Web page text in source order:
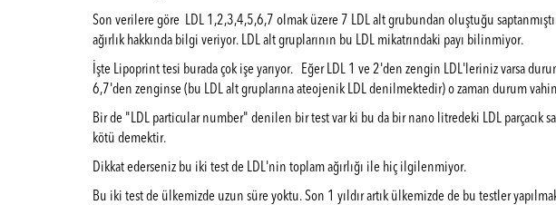
Son verilere göre LDL 1,2,3,4,5,6,7 olmak üzere 7 LDL alt grubundan oluştuğu
ağırlık hakkında bilgi veriyor. LDL alt gruplarının bu LDL mikatrındaki payı bilinmiyor.
İşte Lipoprint tesi burada çok işe yarıyor. Eğer LDL 1 ve 2'den zengin LDL'leriniz varsa
6,7'den zenginse (bu LDL alt gruplarına ateojenik LDL denilmektedir) o zaman durum
Bir de "LDL particular number" denilen bir test var ki bu da bir nano litredeki LDL parçacık
kötü demektir.
Dikkat ederseniz bu iki test de LDL'nin toplam ağırlığı ile hiç ilgilenmiyor.
Bu iki test de ülkemizde uzun süre yoktu. Son 1 yıldır artık ülkemizde de bu testler